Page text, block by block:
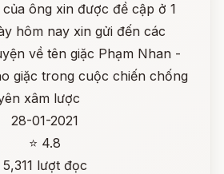
ông xin được đề cập ở 1
hôm nay xin gửi đến các
về tên giặc Phạm Nhan -
giặc trong cuộc chiến chống
xâm lược
28-01-2021
⭐ 4.8
5,311 lượt đọc